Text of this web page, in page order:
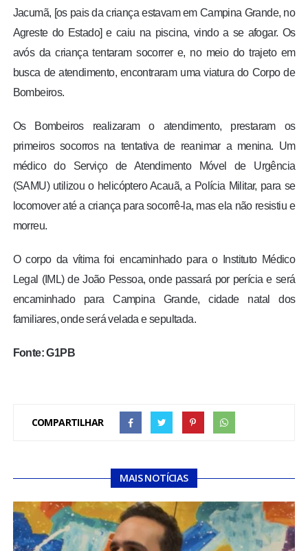
Jacumã, [os pais da criança estavam em Campina Grande, no
Agreste do Estado] e caiu na piscina, vindo a se afogar. Os
avós da criança tentaram socorrer e, no meio do trajeto em
busca de atendimento, encontraram uma viatura do Corpo de
Bombeiros.
Os Bombeiros realizaram o atendimento, prestaram os
primeiros socorros na tentativa de reanimar a menina. Um
médico do Serviço de Atendimento Móvel de Urgência
(SAMU) utilizou o helicóptero Acauã, a Polícia Militar, para se
locomover até a criança para socorrê-la, mas ela não resistiu e
morreu.
O corpo da vítima foi encaminhado para o Instituto Médico
Legal (IML) de João Pessoa, onde passará por perícia e será
encaminhado para Campina Grande, cidade natal dos
familiares, onde será velada e sepultada.
Fonte: G1PB
COMPARTILHAR
MAIS NOTÍCIAS